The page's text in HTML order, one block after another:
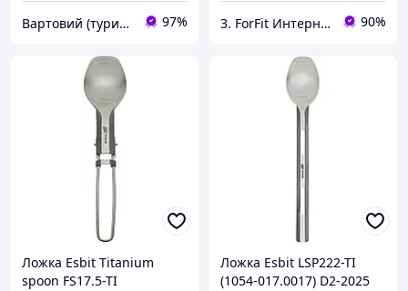
Вартовий (туризм, охота и кемпинг) 97% 3. ForFit Интернет-магазин спортивных товаров 90%
Ложка Esbit Titanium
spoon FS17.5-TI
Ложка Esbit LSP222-TI
(1054-017.0017) D2-2025